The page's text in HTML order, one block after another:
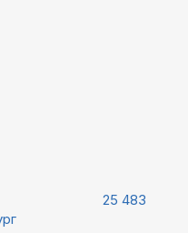
25 483